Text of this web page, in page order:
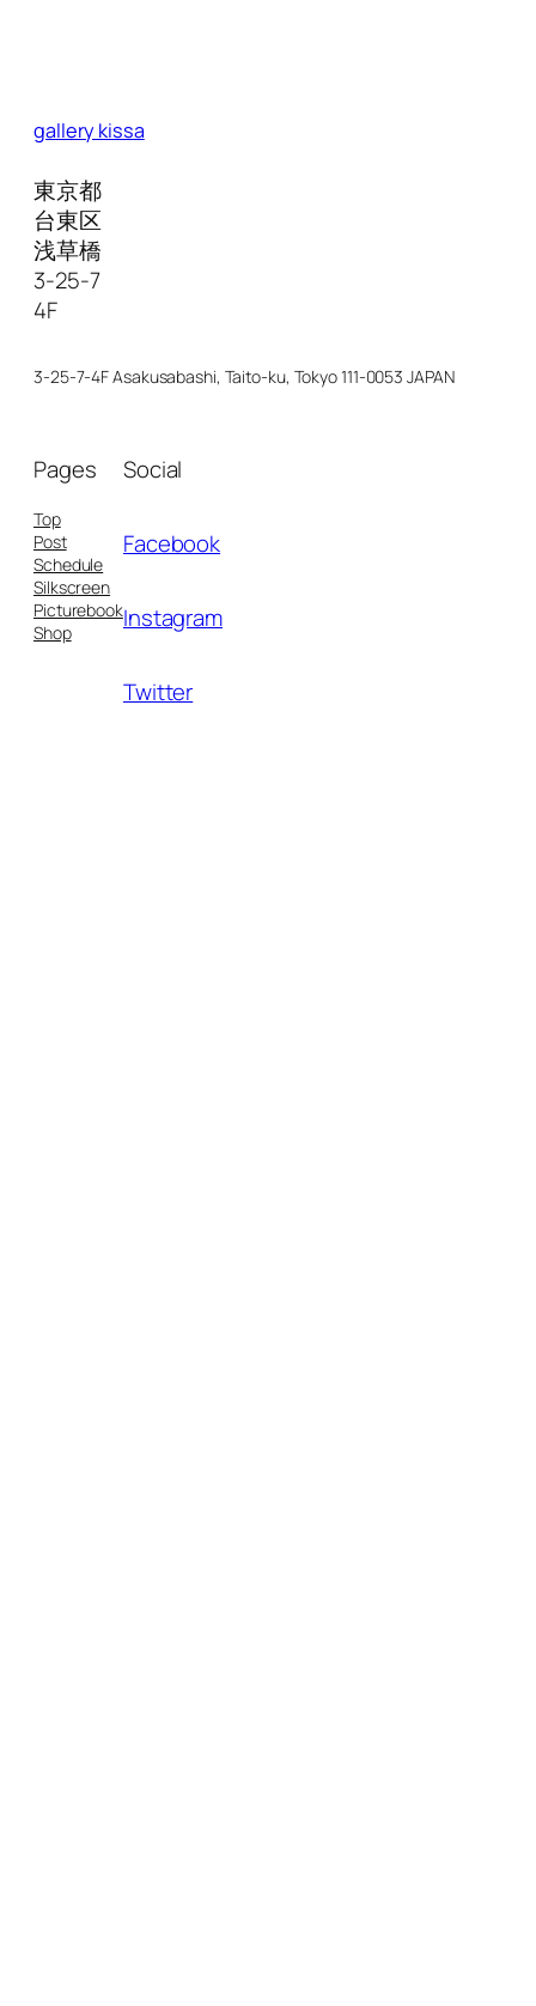
gallery kissa
東京都
台東区
浅草橋
3-25-7
4F
3-25-7-4F Asakusabashi, Taito-ku, Tokyo 111-0053 JAPAN
Pages
Top
Post
Schedule
Silkscreen
Picturebook
Shop
Social
Facebook
Instagram
Twitter